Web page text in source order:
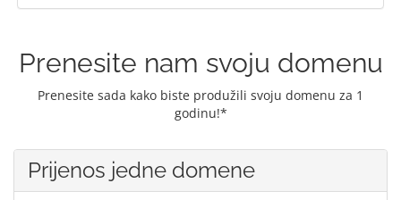
Prenesite nam svoju domenu
Prenesite sada kako biste produžili svoju domenu za 1
godinu!*
Prijenos jedne domene